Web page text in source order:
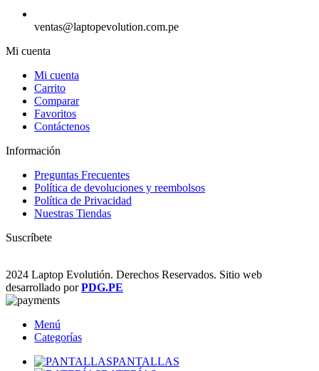
ventas@laptopevolution.com.pe
Mi cuenta
Mi cuenta
Carrito
Comparar
Favoritos
Contáctenos
Información
Preguntas Frecuentes
Política de devoluciones y reembolsos
Política de Privacidad
Nuestras Tiendas
Suscríbete
2024 Laptop Evolutión. Derechos Reservados. Sitio web
desarrollado porPDG.PE
Menú
Categorías
PANTALLAS